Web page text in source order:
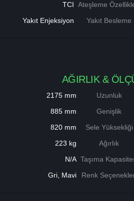
TCI Ateşleme
Yakıt Enjeksiyon
Yakıt Besleme
AĞIRLIK &
2175 mm Uzunluk
885 mm
Genişlik
820 mm
Sele Yüksekliği
223 kg
Ağırlık
N/A Taşıma
Gri, Mavi
Renk